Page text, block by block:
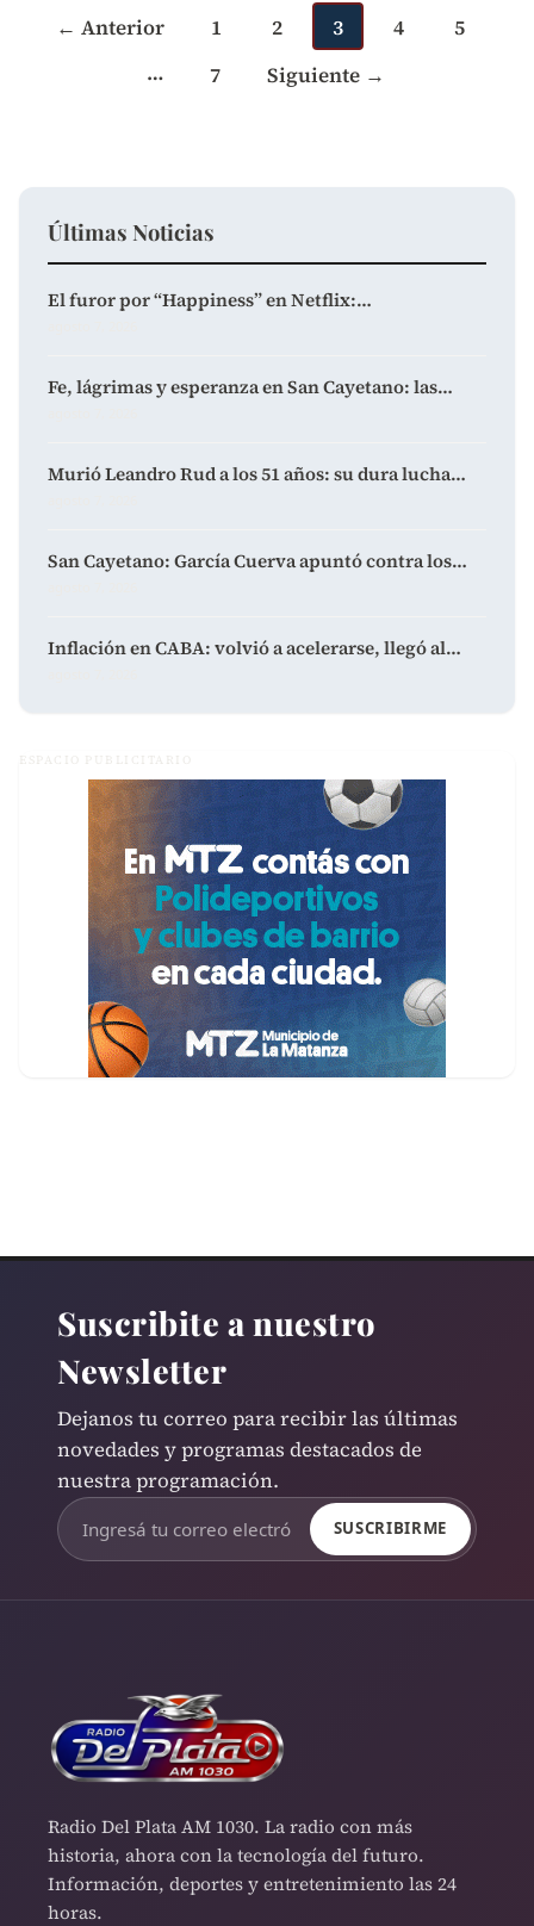
entradas
← Anterior 1 2 3 4
5
…
7 Siguiente →
Últimas Noticias
El furor por “Happiness” en Netflix:…
Fe, lágrimas y esperanza en San Cayetano: las…
Murió Leandro Rud a los 51 años: su dura lucha…
San Cayetano: García Cuerva apuntó contra los…
Inflación en CABA: volvió a acelerarse, llegó al…
ESPACIO PUBLICITARIO
Suscribite a nuestro
Newsletter
Dejanos tu correo para recibir las últimas
novedades y programas destacados de
nuestra programación.
SUSCRIBIRME
Radio Del Plata AM 1030. La radio con más
historia, ahora con la tecnología del futuro.
Información, deportes y entretenimiento las 24
horas.